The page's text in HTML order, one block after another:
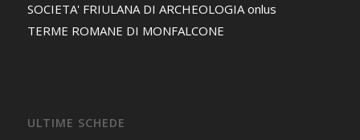
SOCIETA' FRIULANA DI ARCHEOLOGIA onlus
TERME ROMANE DI MONFALCONE
ULTIME SCHEDE